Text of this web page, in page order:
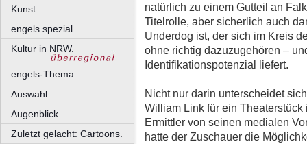
Kunst.
engels spezial.
Kultur in NRW.
engels-Thema.
Auswahl.
Augenblick
Zuletzt gelacht: Cartoons.
natürlich zu einem Gutteil an
Titelrolle, aber sicherlich auch
Underdog ist, der sich im Kreis
ohne richtig dazuzugehören –
Identifikationspotenzial liefert.
Nicht nur darin unterscheidet
William Link für ein
Ermittler von seinen medialen
hatte der Zuschauer die